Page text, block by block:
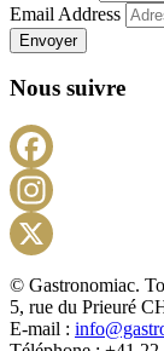
Email Address
Envoyer
Nous suivre
© Gastronomiac.
5, rue du Prieuré
E-mail :